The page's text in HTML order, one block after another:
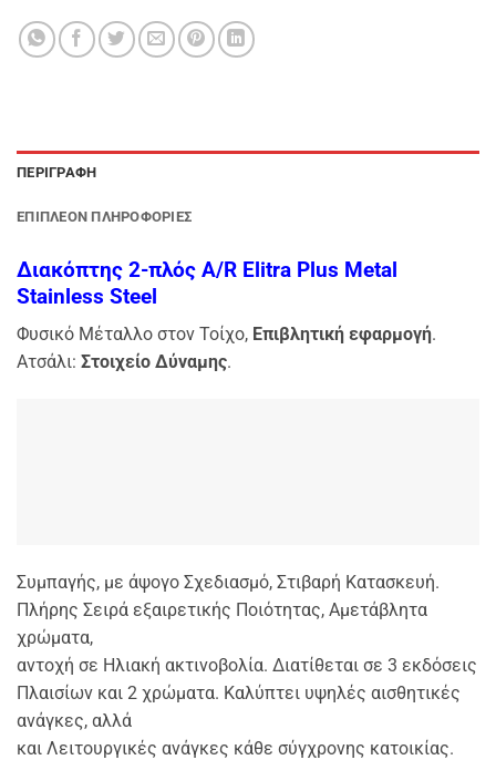
ΠΕΡΙΓΡΑΦΉ
ΕΠΙΠΛΈΟΝ ΠΛΗΡΟΦΟΡΊΕΣ
Διακόπτης 2-πλός A/R Elitra Plus Metal
Stainless Steel
Φυσικό Μέταλλο στον Τοίχο, Επιβλητική εφαρμογή.
Ατσάλι: Στοιχείο Δύναμης.
Συμπαγής, με άψογο Σχεδιασμό, Στιβαρή Κατασκευή.
Πλήρης Σειρά εξαιρετικής Ποιότητας, Αμετάβλητα
χρώματα,
αντοχή σε Ηλιακή ακτινοβολία. Διατίθεται σε 3 εκδόσεις
Πλαισίων και 2 χρώματα. Καλύπτει υψηλές αισθητικές
ανάγκες, αλλά
και Λειτουργικές ανάγκες κάθε σύγχρονης κατοικίας.